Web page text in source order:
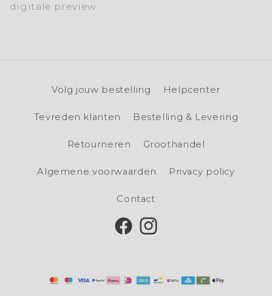
digitale preview
Volg jouw bestelling Helpcenter
Tevreden klanten Bestelling & Levering
Retourneren Groothandel
Algemene voorwaarden Privacy policy
Contact
FacebookInstagram